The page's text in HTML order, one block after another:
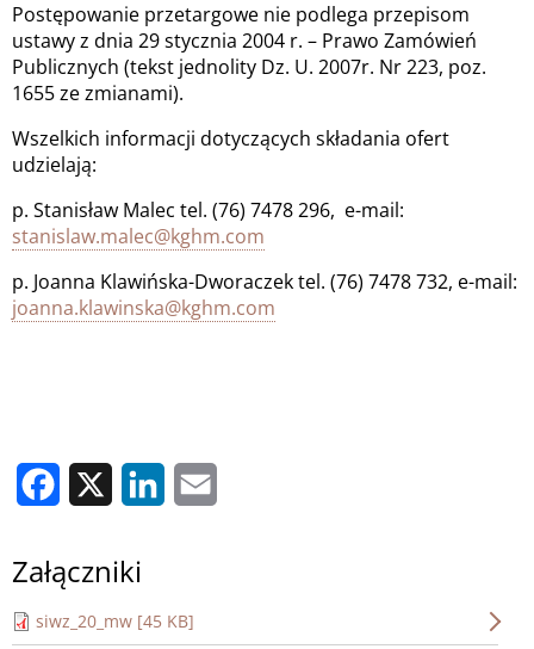
Postępowanie przetargowe nie podlega przepisom
ustawy z dnia 29 stycznia 2004 r. – Prawo Zamówień
Publicznych (tekst jednolity Dz. U. 2007r. Nr 223, poz.
1655 ze zmianami).
Wszelkich informacji dotyczących składania ofert
udzielają:
p. Stanisław Malec tel. (76) 7478 296, e-mail:
stanislaw.malec@kghm.com
p. Joanna Klawińska-Dworaczek tel. (76) 7478 732, e-mail:
joanna.klawinska@kghm.com
Facebook LinkedIn
Załączniki
siwz_20_mw [45 KB]